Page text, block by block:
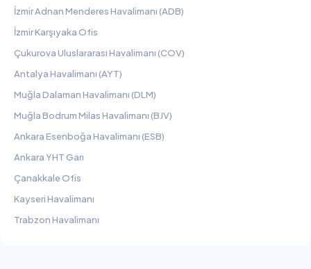
İzmir Adnan Menderes Havalimanı (ADB)
İzmir Karşıyaka Ofis
Çukurova Uluslararası Havalimanı (COV)
Antalya Havalimanı (AYT)
Muğla Dalaman Havalimanı (DLM)
Muğla Bodrum Milas Havalimanı (BJV)
Ankara Esenboğa Havalimanı (ESB)
Ankara YHT Garı
Çanakkale Ofis
Kayseri Havalimanı
Trabzon Havalimanı